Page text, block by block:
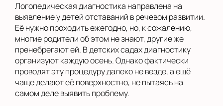
Логопедическая диагностика направлена на
выявление у детей отставаний в речевом развитии.
Её нужно проходить ежегодно, но, к сожалению,
многие родители об этом не знают, другие же
пренебрегают ей. В детских садах диагностику
организуют каждую осень. Однако фактически
проводят эту процедуру далеко не везде, а ещё
чаще делают её поверхностно, не пытаясь на
самом деле выявить проблему.